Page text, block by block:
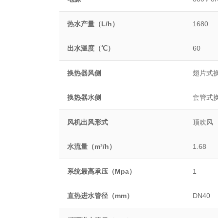
热水产量（L/h） 1680
出水温度（℃） 60
换热器风侧 翅片式
换热器水侧 套管式
风机出风形式 顶吹风
水流量（m³/h） 1.68
系统最高承压（Mpa） 1
直热进水管径（mm） DN40